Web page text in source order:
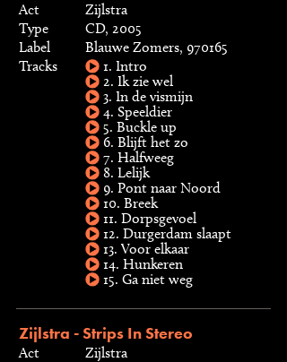
Act
Zijlstra
Type
CD, 2005
Label
Blauwe Zomers, 970165
Tracks
1. Intro
2. Ik zie wel
3. In de vismijn
4. Speeldier
5. Buckle up
6. Blijft het zo
7. Halfweeg
8. Lelijk
9. Pont naar Noord
10. Breek
11. Dorpsgevoel
12. Durgerdam slaapt
13. Voor elkaar
14. Hunkeren
15. Ga niet weg
Zijlstra - Strips In Stereo
Act
Zijlstra